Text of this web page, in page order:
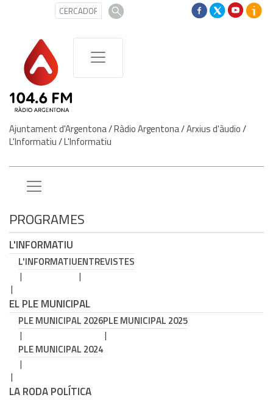
Ajuntament d'Argentona/Ràdio Argentona/Arxius d'àudio/
L'Informatiu/L'Informatiu
PROGRAMES
L'INFORMATIU
L'INFORMATIUENTREVISTES
EL PLE MUNICIPAL
PLE MUNICIPAL 2026PLE MUNICIPAL 2025
PLE MUNICIPAL 2024
LA RODA POLÍTICA